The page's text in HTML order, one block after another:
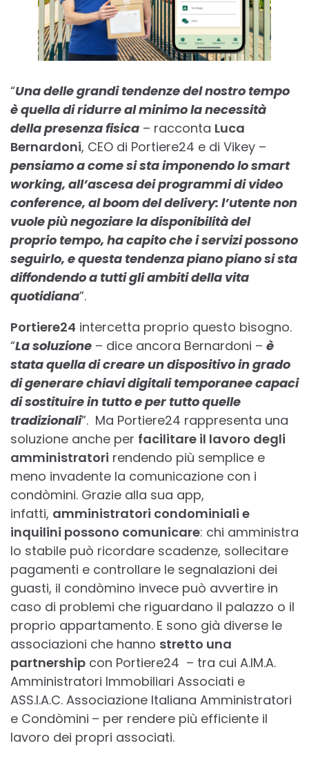
“Una delle grandi tendenze del nostro tempo
è quella di ridurre al minimo la necessità
della presenza fisica – racconta Luca
Bernardoni, CEO di Portiere24 e di Vikey –
pensiamo a come si sta imponendo losmart
working, all’ascesa dei programmi divideo
conference, al boom deldelivery: l’utente non
vuole più negoziare la disponibilità del
proprio tempo, ha capito chei servizi possono
seguirlo, e questa tendenza piano piano si sta
diffondendo a tutti gli ambiti della vita
quotidiana”.
Portiere24 intercetta proprio questo bisogno.
“La soluzione – dice ancora Bernardoni – è
stata quella di creare undispositivo in grado
di generare chiavi digitali temporaneecapaci
di sostituire in tutto e per tutto quelle
tradizionali”. Ma Portiere24 rappresenta una
soluzione anche per facilitare il lavoro degli
amministratori rendendo più semplice e
meno invadente la comunicazione con i
condòmini. Grazie alla sua app,
infatti, amministratori condominiali e
inquilini possono comunicare: chi amministra
lo stabile può ricordare scadenze, sollecitare
pagamenti e controllare le segnalazioni dei
guasti, il condòmino invece può avvertire in
caso di problemi che riguardano il palazzo o il
proprio appartamento. E sono già diverse le
associazioni che hanno stretto una
partnership con Portiere24 – tra cui A.IM.A.
Amministratori Immobiliari Associati e
ASS.I.A.C. Associazione Italiana Amministratori
e Condòmini – per rendere più efficiente il
lavoro dei propri associati.